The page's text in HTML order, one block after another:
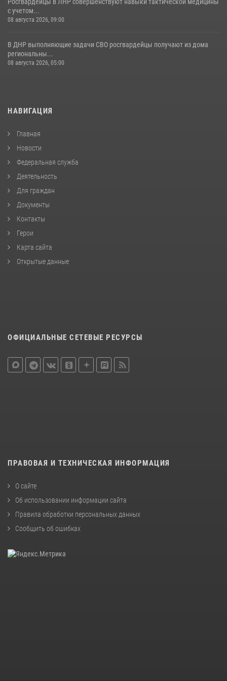
Росгвардейцы в ЛНР совершенствуют навыки тактической медицины
с учетом...
08 августа 2026, 09:00
В ДНР выполняющие задачи СВО росгвардейцы получают из дома
региональны...
08 августа 2026, 05:00
НАВИГАЦИЯ
Главная
Новости
Федеральная служба
Деятельность
Для граждан
Документы
Контакты
Герои
Карта сайта
Открытые данные
ОФИЦИАЛЬНЫЕ СЕТЕВЫЕ РЕСУРСЫ
ПРАВОВАЯ И ТЕХНИЧЕСКАЯ ИНФОРМАЦИЯ
О сайте
Об использовании информации сайта
Правила обработки персональных данных
Сообщить об ошибках